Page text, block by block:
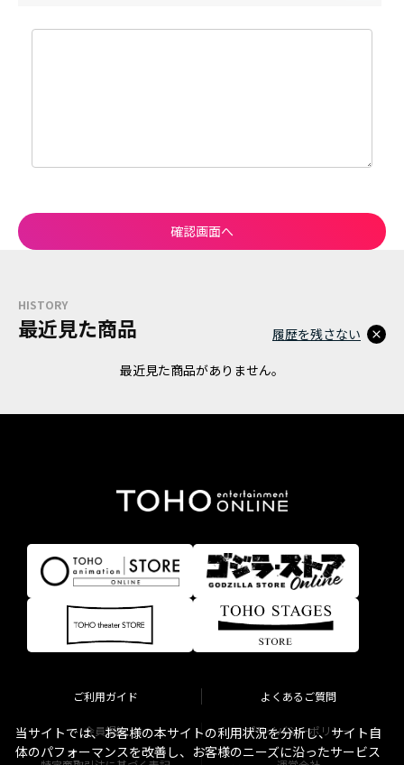
HISTORY
最近見た商品
最近見た商品がありません。
履歴を残さない
ご利用ガイド よくあるご質問
会員規約 プライバシーポリシー
当サイトでは、お客様の本サイトの利用状況を分析し、サイト自
体のパフォーマンスを改善し、お客様のニーズに沿ったサービス